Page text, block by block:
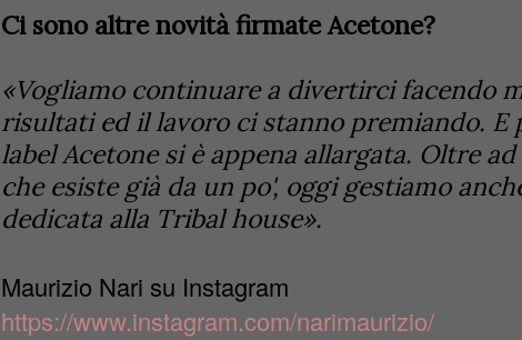
Ci sono altre novità firmate Acetone?
«Vogliamo continuare a divertirci facendo
risultati ed il lavoro ci stanno premiando. E
label Acetone si è appena allargata. Oltre
che esiste già da un po', oggi gestiamo
dedicata alla Tribal house».
Maurizio Nari su Instagram
https://www.instagram.com/narimaurizio/